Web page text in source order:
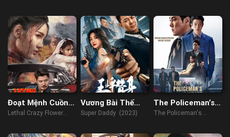
Đoạt Mệnh Cuồng
Hoa
Lethal Crazy Flower
Vương Bài Thế
Thân
Super Daddy (2023)
The Policeman’s
Lineage
The Policeman's